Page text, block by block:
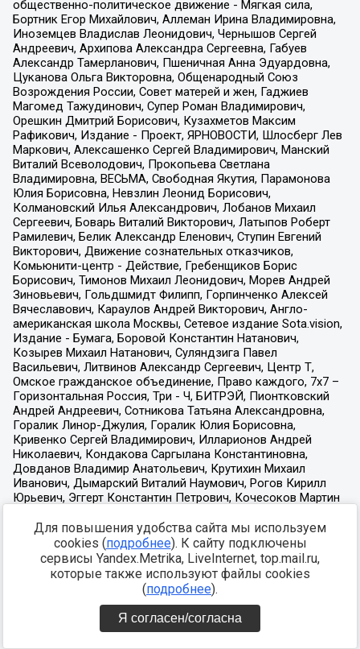
Для повышения удобства сайта мы используем
cookies (подробнее). К сайту подключены
сервисы Yandex.Metrika, LiveInternet, top.mail.ru,
которые также используют файлы cookies
(подробнее).
Я согласен/согласна